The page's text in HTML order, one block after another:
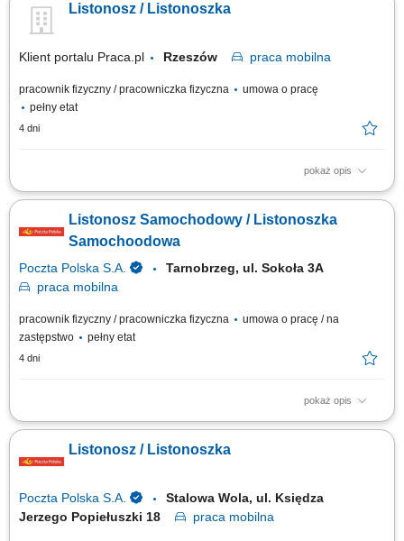
obsługa klientów, w tym sprzedaż wybranych usług. Prowadzenie
dokumentacji i obsługa zadań przy użyciu tabletu.
Listonosz / Listonoszka
Klient portalu Praca.pl Rzeszów praca mobilna
pracownik fizyczny / pracowniczka fizyczna
umowa o pracę
pełny etat
4 dni
pokaż opis
Przygotowanie korespondencji i przesyłek do doręczenia. Dostarczanie
obsługa klientów, w tym sprzedaż wybranych usług. Prowadzenie
dokumentacji i obsługa zadań przy użyciu tabletu.
Listonosz Samochodowy / Listonoszka
Samochoodowa
Poczta Polska S.A.
Tarnobrzeg, ul. Sokoła 3A
praca mobilna
pracownik fizyczny / pracowniczka fizyczna
umowa o pracę / na
zastępstwo
pełny etat
4 dni
pokaż opis
Rodzaj zatrudnienia: umowa o pracę, cały etat, praca od poniedziałku do
doręczanie listów, paczek i przekazów pieniężnych, bezpośrednia
obsługa klientów, w tym sprzedaż produktów i usług,
Listonosz / Listonoszka
Poczta Polska S.A.
Stalowa Wola, ul. Księdza
Jerzego Popiełuszki 18
praca mobilna